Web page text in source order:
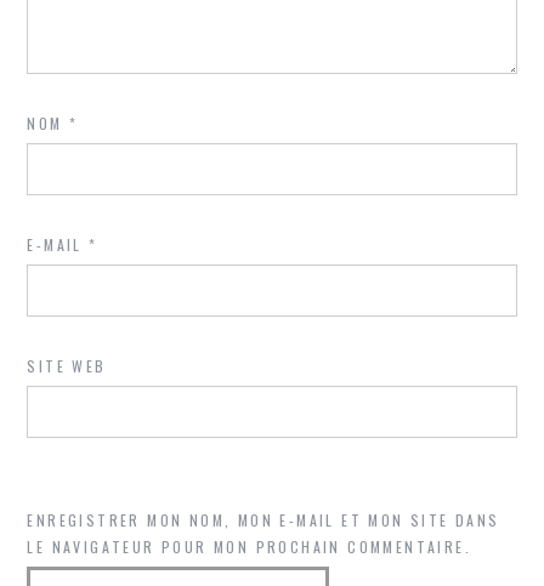
NOM*
E-MAIL*
SITE WEB
ENREGISTRER MON NOM, MON E-MAIL ET MON SITE DANS
LE NAVIGATEUR POUR MON PROCHAIN COMMENTAIRE.